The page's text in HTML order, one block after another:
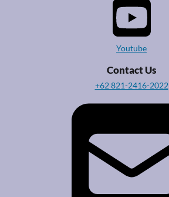
Youtube
Contact Us
+62 821-2416-2022